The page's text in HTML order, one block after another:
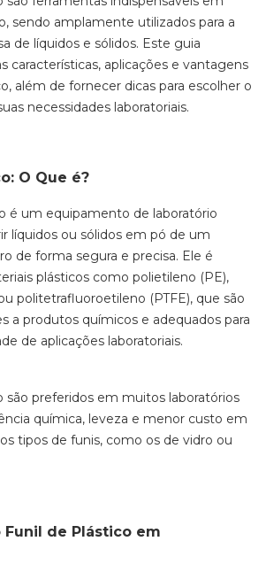
sendo amplamente utilizados para a
de líquidos e sólidos. Este guia
características, aplicações e vantagens
além de fornecer dicas para escolher o
necessidades laboratoriais.
O Que é?
é um equipamento de laboratório
líquidos ou sólidos em pó de um
de forma segura e precisa. Ele é
plásticos como polietileno (PE),
politetrafluoroetileno (PTFE), que são
a produtos químicos e adequados para
de aplicações laboratoriais.
são preferidos em muitos laboratórios
química, leveza e menor custo em
tipos de funis, como os de vidro ou
de Plástico em